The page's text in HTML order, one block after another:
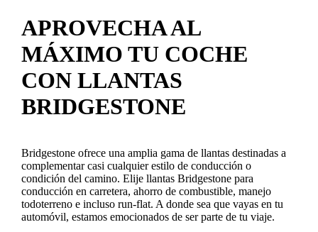
APROVECHA AL
MÁXIMO TU COCHE
CON LLANTAS
BRIDGESTONE
Bridgestone ofrece una amplia gama de llantas destinadas a
complementar casi cualquier estilo de conducción o
condición del camino. Elije llantas Bridgestone para
conducción en carretera, ahorro de combustible, manejo
todoterreno e incluso run-flat. A donde sea que vayas en tu
automóvil, estamos emocionados de ser parte de tu viaje.